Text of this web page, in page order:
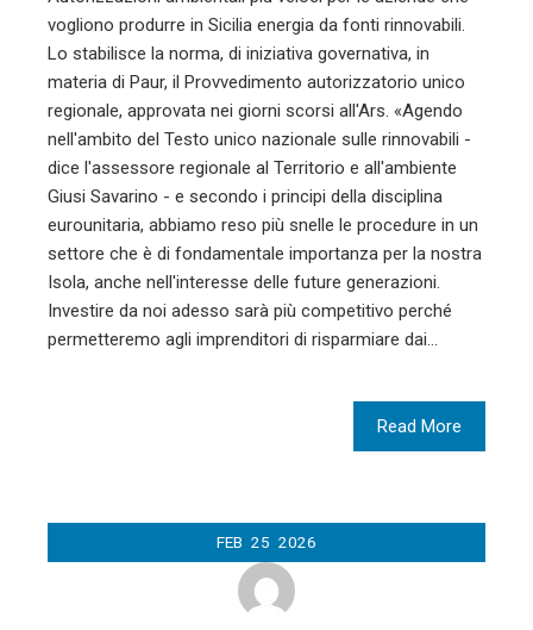
vogliono produrre in Sicilia energia da fonti rinnovabili.
Lo stabilisce la norma, di iniziativa governativa, in
materia di Paur, il Provvedimento autorizzatorio unico
regionale, approvata nei giorni scorsi all'Ars. «Agendo
nell'ambito del Testo unico nazionale sulle rinnovabili -
dice l'assessore regionale al Territorio e all'ambiente
Giusi Savarino - e secondo i principi della disciplina
eurounitaria, abbiamo reso più snelle le procedure in un
settore che è di fondamentale importanza per la nostra
Isola, anche nell'interesse delle future generazioni.
Investire da noi adesso sarà più competitivo perché
permetteremo agli imprenditori di risparmiare dai…
Read More
FEB 25 2026